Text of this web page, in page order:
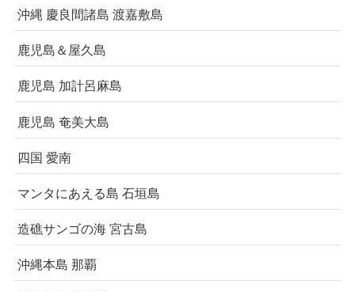
沖縄 慶良間諸島 渡嘉敷島
鹿児島＆屋久島
鹿児島 加計呂麻島
鹿児島 奄美大島
四国 愛南
マンタにあえる島 石垣島
造礁サンゴの海 宮古島
沖縄本島 那覇